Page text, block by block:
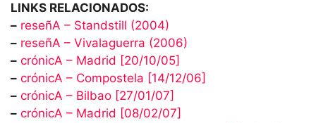
LINKS RELACIONADOS:
– reseñA – Standstill (2004)
– reseñA – Vivalaguerra (2006)
– crónicA – Madrid [20/10/05]
– crónicA – Compostela [14/12/06]
– crónicA – Bilbao [27/01/07]
– crónicA – Madrid [08/02/07]